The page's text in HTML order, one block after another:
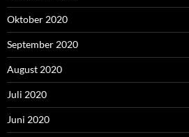
Oktober 2020
September 2020
August 2020
Juli 2020
Juni 2020